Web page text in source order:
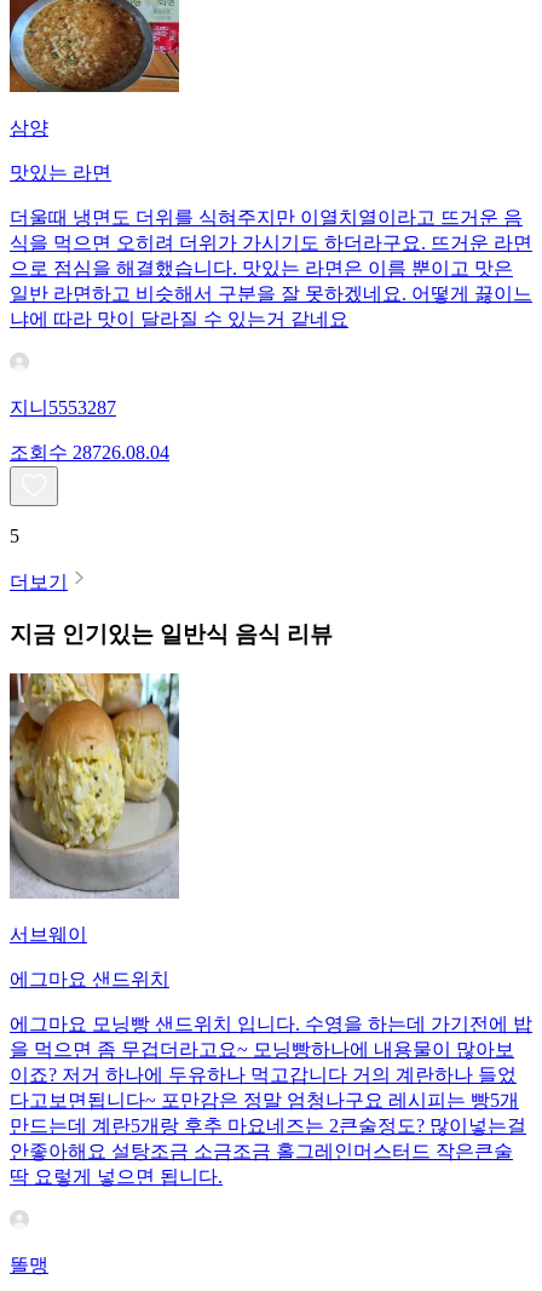
삼양
맛있는 라면
더울때 냉면도 더위를 식혀주지만 이열치열이라고 뜨거운 음
식을 먹으면 오히려 더위가 가시기도 하더라구요. 뜨거운 라면
으로 점심을 해결했습니다. 맛있는 라면은 이름 뿐이고 맛은
일반 라면하고 비슷해서 구분을 잘 못하겠네요. 어떻게 끓이느
냐에 따라 맛이 달라질 수 있는거 같네요
지니5553287
조회수 28726.08.04
5
더보기
지금 인기있는 일반식 음식 리뷰
서브웨이
에그마요 샌드위치
에그마요 모닝빵 샌드위치 입니다. 수영을 하는데 가기전에 밥
을 먹으면 좀 무겁더라고요~ 모닝빵하나에 내용물이 많아보
이죠? 저거 하나에 두유하나 먹고갑니다 거의 계란하나 들었
다고보면됩니다~ 포만감은 정말 엄청나구요 레시피는 빵5개
만드는데 계란5개랑 후추 마요네즈는 2큰술정도? 많이넣는걸
안좋아해요 설탕조금 소금조금 홀그레인머스터드 작은큰술
딱 요렇게 넣으면 됩니다.
똘맹